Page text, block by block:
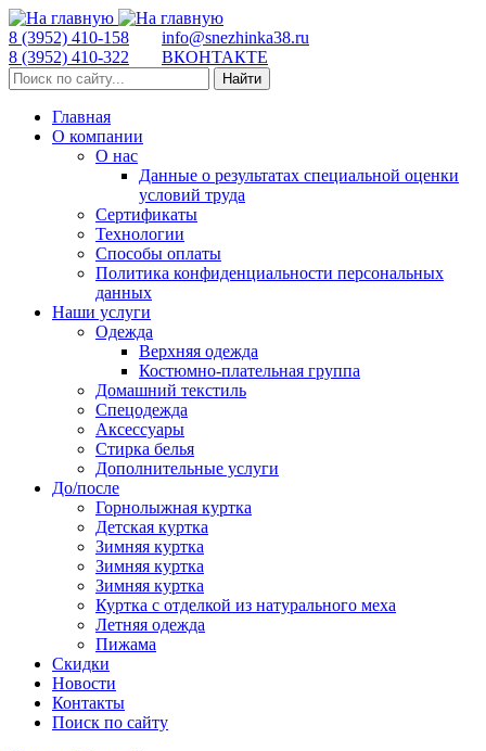
8 (3952) 410-158
8 (3952) 410-322
info@snezhinka38.ru
ВКОНТАКТЕ
Найти
Главная
О компании
О нас
Данные о результатах специальной оценки
условий труда
Сертификаты
Технологии
Способы оплаты
Политика конфиденциальности персональных
данных
Наши услуги
Одежда
Верхняя одежда
Костюмно-плательная группа
Домашний текстиль
Спецодежда
Аксессуары
Стирка белья
Дополнительные услуги
До/после
Горнолыжная куртка
Детская куртка
Зимняя куртка
Зимняя куртка
Зимняя куртка
Куртка с отделкой из натурального меха
Летняя одежда
Пижама
Скидки
Новости
Контакты
Поиск по сайту